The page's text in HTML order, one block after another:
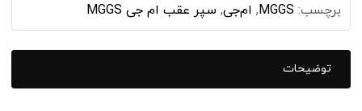
برچسب: MGGS
, ام‌جی, سپر عقب ام جی MGGS
توضیحات